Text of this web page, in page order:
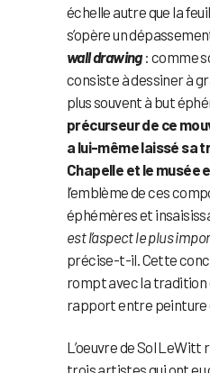
échelle autre que la
s’opère un
wall drawing: comme
consiste à dessiner à
plus souvent à but
précurseur de ce
a lui-même laissé sa
Chapelle et le musée
l’emblème de ces
éphémères et
est l’aspect le plus
précise-t-il. Cette
rompt avec la tradition
rapport entre
L’oeuvre de Sol